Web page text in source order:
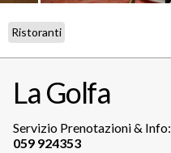
Ristoranti
La Golfa
Servizio Prenotazioni & Info: